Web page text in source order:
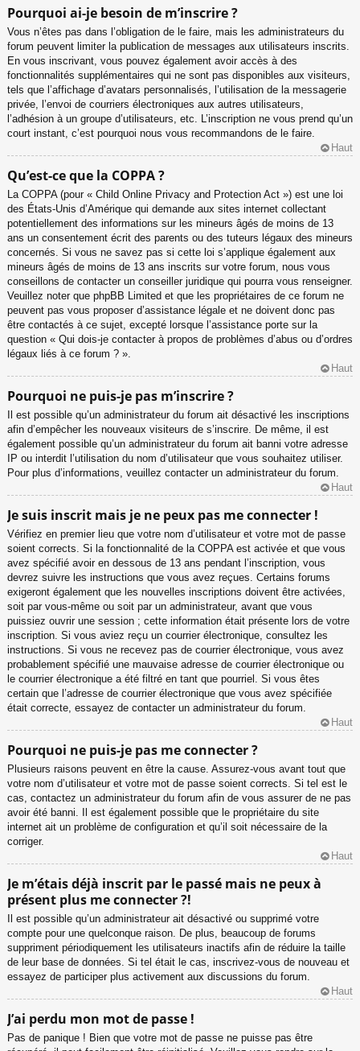
Pourquoi ai-je besoin de m’inscrire ?
Vous n’êtes pas dans l’obligation de le faire, mais les administrateurs du
forum peuvent limiter la publication de messages aux utilisateurs inscrits.
En vous inscrivant, vous pouvez également avoir accès à des
fonctionnalités supplémentaires qui ne sont pas disponibles aux visiteurs,
tels que l’affichage d’avatars personnalisés, l’utilisation de la messagerie
privée, l’envoi de courriers électroniques aux autres utilisateurs,
l’adhésion à un groupe d’utilisateurs, etc. L’inscription ne vous prend qu’un
court instant, c’est pourquoi nous vous recommandons de le faire.
Haut
Qu’est-ce que la COPPA ?
La COPPA (pour « Child Online Privacy and Protection Act ») est une loi
des États-Unis d’Amérique qui demande aux sites internet collectant
potentiellement des informations sur les mineurs âgés de moins de 13
ans un consentement écrit des parents ou des tuteurs légaux des mineurs
concernés. Si vous ne savez pas si cette loi s’applique également aux
mineurs âgés de moins de 13 ans inscrits sur votre forum, nous vous
conseillons de contacter un conseiller juridique qui pourra vous renseigner.
Veuillez noter que phpBB Limited et que les propriétaires de ce forum ne
peuvent pas vous proposer d’assistance légale et ne doivent donc pas
être contactés à ce sujet, excepté lorsque l’assistance porte sur la
question « Qui dois-je contacter à propos de problèmes d’abus ou d’ordres
légaux liés à ce forum ? ».
Haut
Pourquoi ne puis-je pas m’inscrire ?
Il est possible qu’un administrateur du forum ait désactivé les inscriptions
afin d’empêcher les nouveaux visiteurs de s’inscrire. De même, il est
également possible qu’un administrateur du forum ait banni votre adresse
IP ou interdit l’utilisation du nom d’utilisateur que vous souhaitez utiliser.
Pour plus d’informations, veuillez contacter un administrateur du forum.
Haut
Je suis inscrit mais je ne peux pas me connecter !
Vérifiez en premier lieu que votre nom d’utilisateur et votre mot de passe
soient corrects. Si la fonctionnalité de la COPPA est activée et que vous
avez spécifié avoir en dessous de 13 ans pendant l’inscription, vous
devrez suivre les instructions que vous avez reçues. Certains forums
exigeront également que les nouvelles inscriptions doivent être activées,
soit par vous-même ou soit par un administrateur, avant que vous
puissiez ouvrir une session ; cette information était présente lors de votre
inscription. Si vous aviez reçu un courrier électronique, consultez les
instructions. Si vous ne recevez pas de courrier électronique, vous avez
probablement spécifié une mauvaise adresse de courrier électronique ou
le courrier électronique a été filtré en tant que pourriel. Si vous êtes
certain que l’adresse de courrier électronique que vous avez spécifiée
était correcte, essayez de contacter un administrateur du forum.
Haut
Pourquoi ne puis-je pas me connecter ?
Plusieurs raisons peuvent en être la cause. Assurez-vous avant tout que
votre nom d’utilisateur et votre mot de passe soient corrects. Si tel est le
cas, contactez un administrateur du forum afin de vous assurer de ne pas
avoir été banni. Il est également possible que le propriétaire du site
internet ait un problème de configuration et qu’il soit nécessaire de la
corriger.
Haut
Je m’étais déjà inscrit par le passé mais ne peux à
présent plus me connecter ?!
Il est possible qu’un administrateur ait désactivé ou supprimé votre
compte pour une quelconque raison. De plus, beaucoup de forums
suppriment périodiquement les utilisateurs inactifs afin de réduire la taille
de leur base de données. Si tel était le cas, inscrivez-vous de nouveau et
essayez de participer plus activement aux discussions du forum.
Haut
J’ai perdu mon mot de passe !
Pas de panique ! Bien que votre mot de passe ne puisse pas être